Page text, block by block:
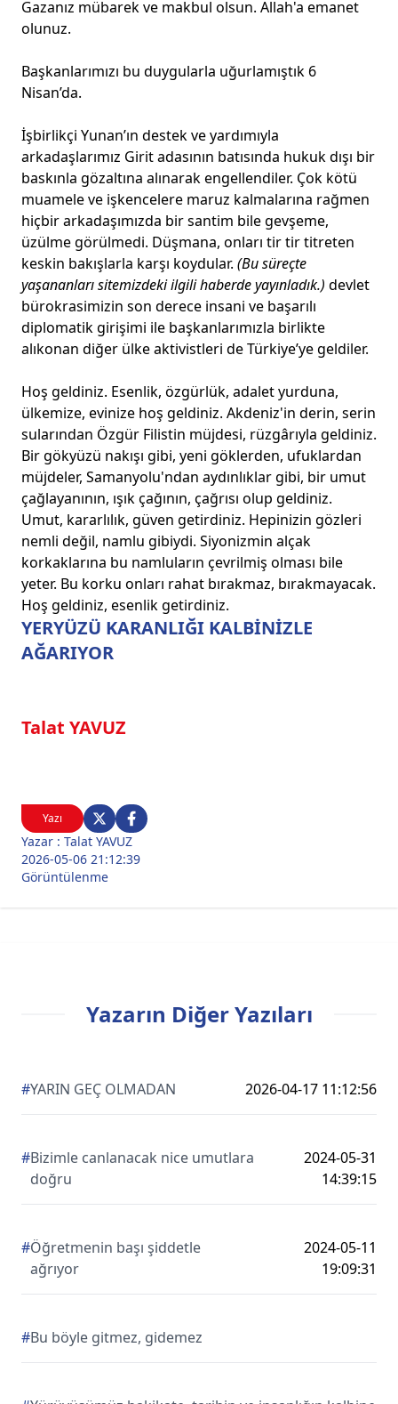
Yazı
Yazar : Talat YAVUZ
2026-05-06 21:12:39
Görüntülenme
YERYÜZÜ KARANLIĞI KALBİNİZLE
AĞARIYOR
Talat YAVUZ
Gazanız mübarek ve makbul olsun. Allah'a emanet
olunuz.
Başkanlarımızı bu duygularla uğurlamıştık 6
Nisan’da.
İşbirlikçi Yunan’ın destek ve yardımıyla
arkadaşlarımız Girit adasının batısında hukuk dışı bir
baskınla gözaltına alınarak engellendiler. Çok kötü
muamele ve işkencelere maruz kalmalarına rağmen
hiçbir arkadaşımızda bir santim bile gevşeme,
üzülme görülmedi. Düşmana, onları tir tir titreten
keskin bakışlarla karşı koydular. (Bu süreçte
yaşananları sitemizdeki ilgili haberde yayınladık.) devlet
bürokrasimizin son derece insani ve başarılı
diplomatik girişimi ile başkanlarımızla birlikte
alıkonan diğer ülke aktivistleri de Türkiye’ye geldiler.
Hoş geldiniz. Esenlik, özgürlük, adalet yurduna,
ülkemize, evinize hoş geldiniz. Akdeniz'in derin, serin
sularından Özgür Filistin müjdesi, rüzgârıyla geldiniz.
Bir gökyüzü nakışı gibi, yeni göklerden, ufuklardan
müjdeler, Samanyolu'ndan aydınlıklar gibi, bir umut
çağlayanının, ışık çağının, çağrısı olup geldiniz.
Umut, kararlılık, güven getirdiniz. Hepinizin gözleri
nemli değil, namlu gibiydi. Siyonizmin alçak
korkaklarına bu namluların çevrilmiş olması bile
yeter. Bu korku onları rahat bırakmaz, bırakmayacak.
Hoş geldiniz, esenlik getirdiniz.
Yazarın Diğer Yazıları
#YARIN GEÇ OLMADAN 2026-04-17 11:12:56
#Bizimle canlanacak nice umutlara
doğru
2024-05-31
14:39:15
#Öğretmenin başı şiddetle
ağrıyor
2024-05-11
19:09:31
#Bu böyle gitmez, gidemez